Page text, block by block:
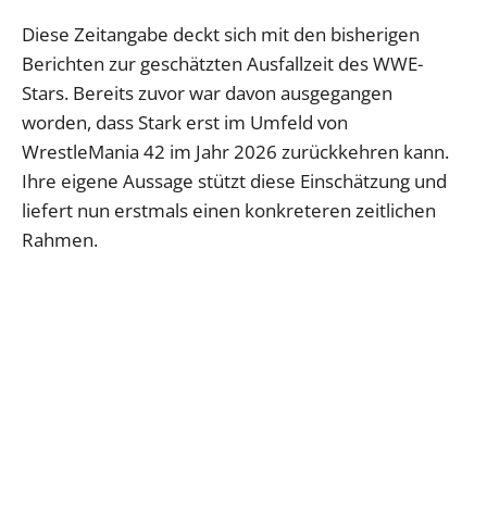
Diese Zeitangabe deckt sich mit den bisherigen
Berichten zur geschätzten Ausfallzeit des WWE-
Stars. Bereits zuvor war davon ausgegangen
worden, dass Stark erst im Umfeld von
WrestleMania 42 im Jahr 2026 zurückkehren kann.
Ihre eigene Aussage stützt diese Einschätzung und
liefert nun erstmals einen konkreteren zeitlichen
Rahmen.